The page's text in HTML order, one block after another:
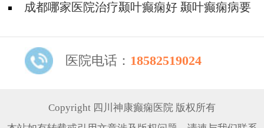
成都哪家医院治疗颞叶癫痫好 颞叶癫痫病要
医院电话： 18582519024
Copyright 四川神康癫痫医院 版权所有